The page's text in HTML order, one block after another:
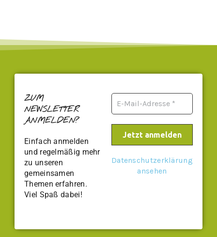
ZUM
NEWSLETTER
ANMELDEN?
Einfach anmelden
und regelmäßig mehr
zu unseren
gemeinsamen
Themen erfahren.
Viel Spaß dabei!
Datenschutzerklärung
ansehen